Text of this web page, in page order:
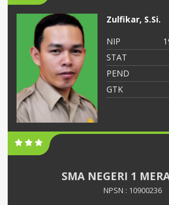
Zulfikar, S.Si.
NIP
STAT
PEND
GTK
SMA NEGERI 1
NPSN : 10900236